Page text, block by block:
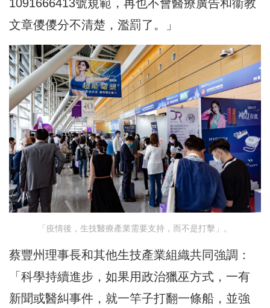
1091666413號規範，再也不會醫療廣告和衞教
文章儍儍分不清楚，濫罰了。」
「疫情後，生技醫療產業需要支持，而不是打擊」。
蔡豐州理事長和其他生技產業組織共同強調：
「科學持續進步，如果用政治獵巫方式，一有
新聞或醫糾事件，就一竿子打翻一條船，並強